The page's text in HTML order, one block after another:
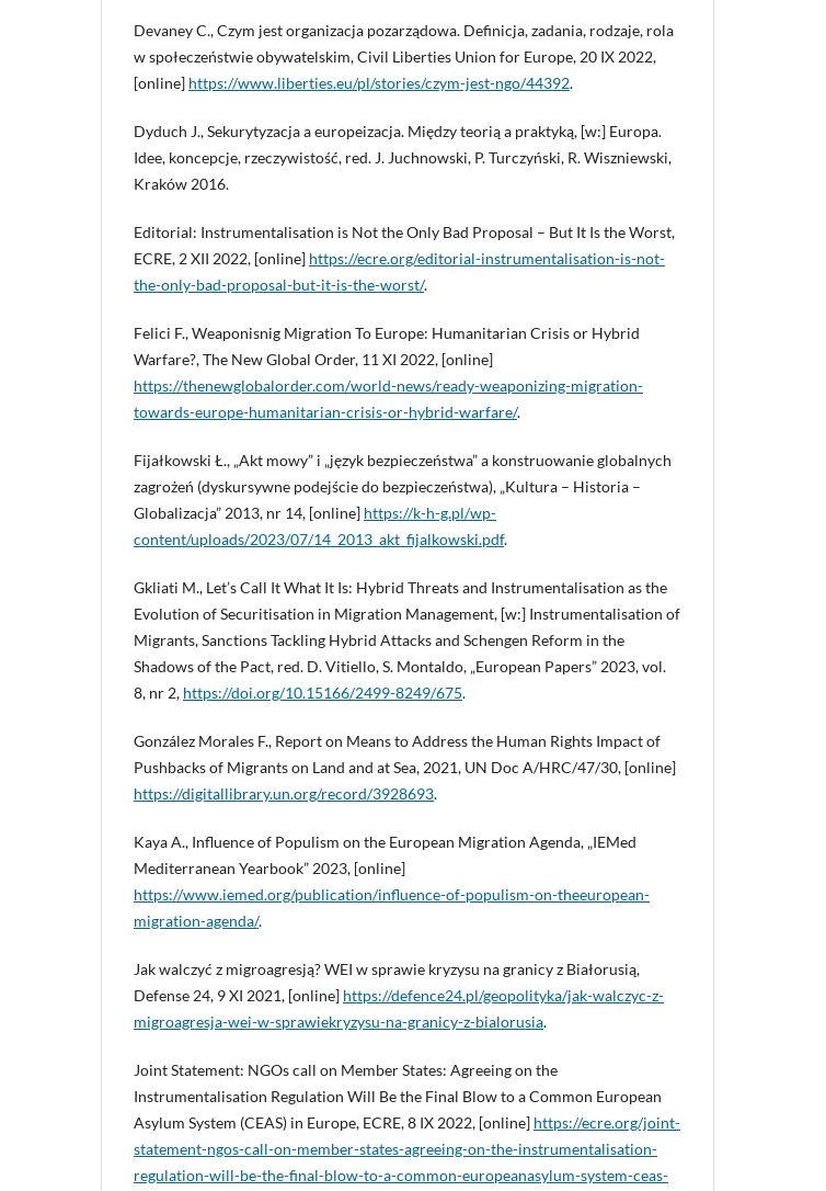
Devaney C., Czym jest organizacja pozarządowa. Definicja, zadania, rodzaje, rola
w społeczeństwie obywatelskim, Civil Liberties Union for Europe, 20 IX 2022,
[online] https://www.liberties.eu/pl/stories/czym-jest-ngo/44392.
Dyduch J., Sekurytyzacja a europeizacja. Między teorią a praktyką, [w:] Europa.
Idee, koncepcje, rzeczywistość, red. J. Juchnowski, P. Turczyński, R. Wiszniewski,
Kraków 2016.
Editorial: Instrumentalisation is Not the Only Bad Proposal – But It Is the Worst,
ECRE, 2 XII 2022, [online] https://ecre.org/editorial-instrumentalisation-is-not-
the-only-bad-proposal-but-it-is-the-worst/.
Felici F., Weaponisnig Migration To Europe: Humanitarian Crisis or Hybrid
Warfare?, The New Global Order, 11 XI 2022, [online]
https://thenewglobalorder.com/world-news/ready-weaponizing-migration-
towards-europe-humanitarian-crisis-or-hybrid-warfare/.
Fijałkowski Ł., „Akt mowy” i „język bezpieczeństwa” a konstruowanie globalnych
zagrożeń (dyskursywne podejście do bezpieczeństwa), „Kultura – Historia –
Globalizacja” 2013, nr 14, [online] https://k-h-g.pl/wp-
content/uploads/2023/07/14_2013_akt_fijalkowski.pdf.
Gkliati M., Let’s Call It What It Is: Hybrid Threats and Instrumentalisation as the
Evolution of Securitisation in Migration Management, [w:] Instrumentalisation of
Migrants, Sanctions Tackling Hybrid Attacks and Schengen Reform in the
Shadows of the Pact, red. D. Vitiello, S. Montaldo, „European Papers” 2023, vol.
8, nr 2, https://doi.org/10.15166/2499-8249/675.
González Morales F., Report on Means to Address the Human Rights Impact of
Pushbacks of Migrants on Land and at Sea, 2021, UN Doc A/HRC/47/30, [online]
https://digitallibrary.un.org/record/3928693.
Kaya A., Influence of Populism on the European Migration Agenda, „IEMed
Mediterranean Yearbook” 2023, [online]
https://www.iemed.org/publication/influence-of-populism-on-theeuropean-
migration-agenda/.
Jak walczyć z migroagresją? WEI w sprawie kryzysu na granicy z Białorusią,
Defense 24, 9 XI 2021, [online] https://defence24.pl/geopolityka/jak-walczyc-z-
migroagresja-wei-w-sprawiekryzysu-na-granicy-z-bialorusia.
Joint Statement: NGOs call on Member States: Agreeing on the
Instrumentalisation Regulation Will Be the Final Blow to a Common European
Asylum System (CEAS) in Europe, ECRE, 8 IX 2022, [online] https://ecre.org/joint-
statement-ngos-call-on-member-states-agreeing-on-the-instrumentalisation-
regulation-will-be-the-final-blow-to-a-common-europeanasylum-system-ceas-